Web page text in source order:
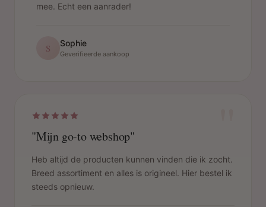
mee. Echt een aanrader!
S Sophie
Geverifieerde aankoop
"Mijn go-to webshop"
Heb altijd de producten kunnen vinden die ik zocht.
Breed assortiment en alles is origineel. Hier bestel ik
steeds opnieuw.